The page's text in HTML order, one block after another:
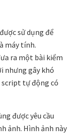
sử dụng để
máy tính.
ra một bài kiểm
nhưng gây khó
script tự động có
được yêu cầu
ảnh. Hình ảnh này